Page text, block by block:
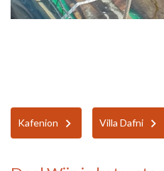
Kafenion Villa Dafni